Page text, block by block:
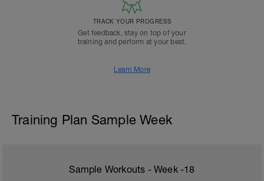
TRACK YOUR PROGRESS
Get feedback, stay on top of your
training and perform at your best.
Learn More
Training Plan Sample Week
Sample Workouts - Week -18